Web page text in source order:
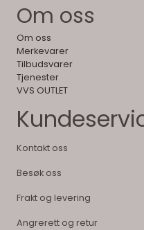
Om oss
Om oss
Merkevarer
Tilbudsvarer
Tjenester
VVS OUTLET
Kontakt oss
Besøk oss
Frakt og levering
Angrerett og retur